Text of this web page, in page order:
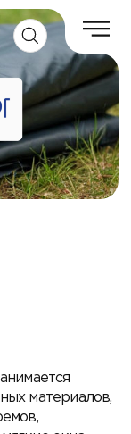
материалов,